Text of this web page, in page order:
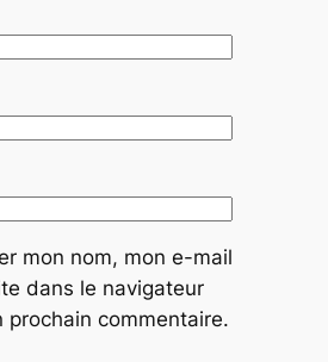
mon nom, mon e-mail
dans le navigateur
prochain commentaire.